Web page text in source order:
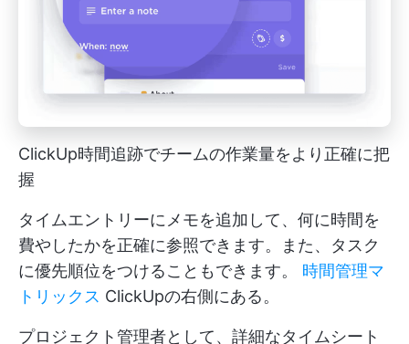
ClickUp時間追跡でチームの作業量をより正確に把
握
タイムエントリーにメモを追加して、何に時間を
費やしたかを正確に参照できます。また、タスク
に優先順位をつけることもできます。 時間管理マ
トリックス ClickUpの右側にある。
プロジェクト管理者として、詳細なタイムシート